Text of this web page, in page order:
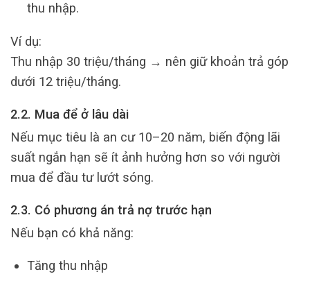
thu nhập.
Ví dụ:
Thu nhập 30 triệu/tháng → nên giữ khoản trả góp
dưới 12 triệu/tháng.
2.2. Mua để ở lâu dài
Nếu mục tiêu là an cư 10–20 năm, biến động lãi
suất ngắn hạn sẽ ít ảnh hưởng hơn so với người
mua để đầu tư lướt sóng.
2.3. Có phương án trả nợ trước hạn
Nếu bạn có khả năng:
Tăng thu nhập